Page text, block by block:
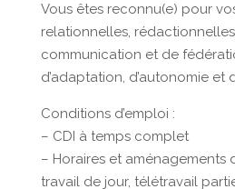
Vous êtes reconnu(e) pour
relationnelles,
communication et de
d’adaptation, d’autonomie et
Conditions d’emploi :
– CDI à temps complet
– Horaires et aménagements
travail de jour, télétravail